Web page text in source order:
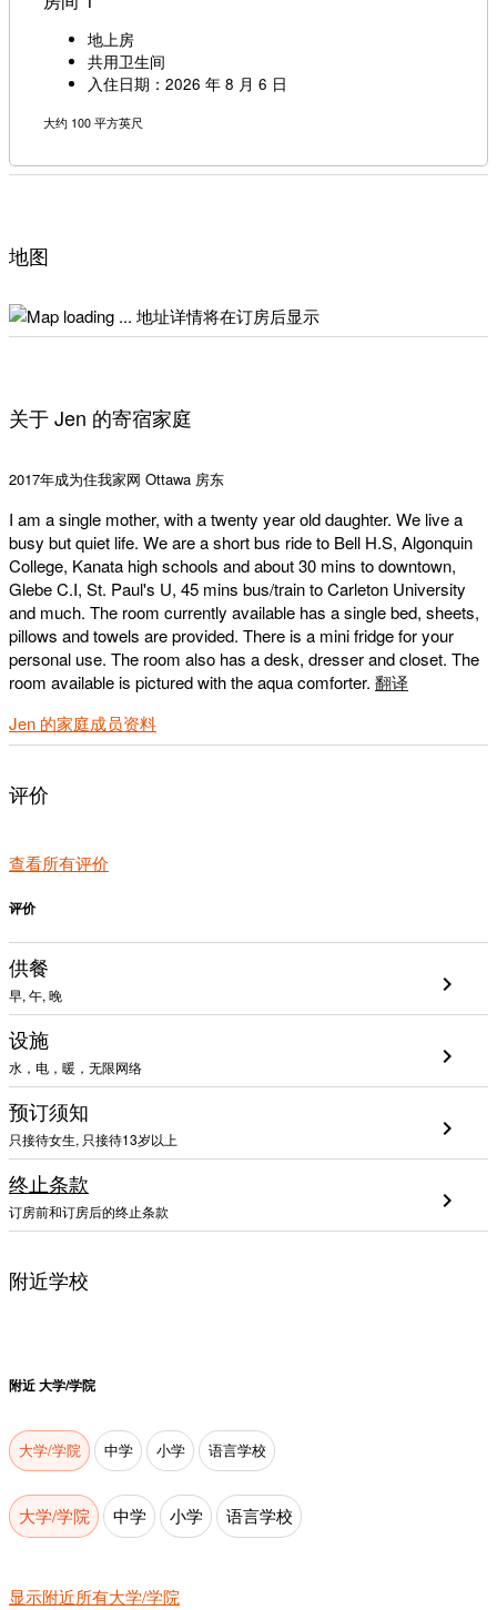
地上房
共用卫生间
入住日期：2026 年 8 月 6 日
大约 100 平方英尺
地图
地址详情将在订房后显示
关于 Jen 的寄宿家庭
2017年成为住我家网 Ottawa 房东
I am a single mother, with a twenty year old daughter. We live a
busy but quiet life. We are a short bus ride to Bell H.S, Algonquin
College, Kanata high schools and about 30 mins to downtown,
Glebe C.I, St. Paul's U, 45 mins bus/train to Carleton University
and much. The room currently available has a single bed, sheets,
pillows and towels are provided. There is a mini fridge for your
personal use. The room also has a desk, dresser and closet. The
room available is pictured with the aqua comforter. 翻译
Jen 的家庭成员资料
评价
查看所有评价
评价
供餐
早, 午, 晚 chevron_right
设施
水，电，暖，无限网络 chevron_right
预订须知
只接待女生, 只接待13岁以上 chevron_right
终止条款
订房前和订房后的终止条款 chevron_right
附近学校
附近大学/学院
大学/学院 中学 小学 语言学校
大学/学院 中学 小学 语言学校
显示附近所有大学/学院